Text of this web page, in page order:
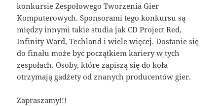
konkursie Zespołowego Tworzenia Gier
Komputerowych. Sponsorami tego konkursu są
między innymi takie studia jak CD Project Red,
Infinity Ward, Techland i wiele więcej. Dostanie się
do finału może być początkiem kariery w tych
zespołach. Osoby, które zapiszą się do koła
otrzymają gadżety od znanych producentów gier.
Zapraszamy!!!